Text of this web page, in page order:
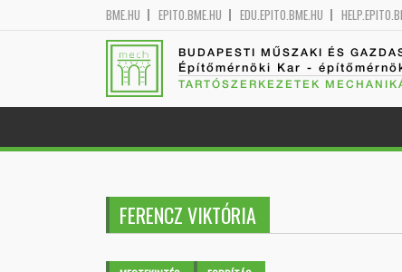
BME.HU EPITO.BME.HU EDU.EPITO.BME.HU
BUDAPESTI MŰSZAKI ÉS
Építőmérnöki Kar -
TARTÓSZERKEZETEK
FERENCZ VIKTÓRIA